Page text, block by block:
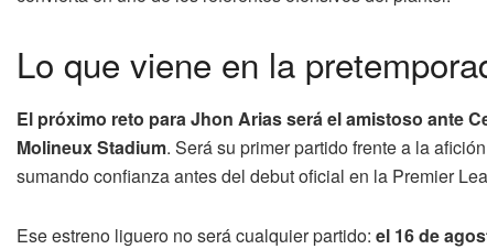
Lo que viene en la
El próximo reto para Jhon Arias será el amistoso ante
Molineux Stadium. Será su primer partido frente a la
sumando confianza antes del debut oficial en la Premier
Ese estreno liguero no será cualquier partido: el 16 de